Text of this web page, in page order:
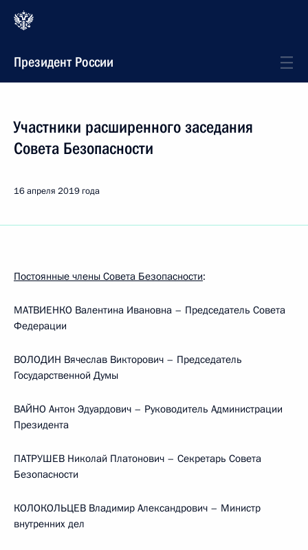
Президент России
Участники расширенного заседания
Совета Безопасности
16 апреля 2019 года
Постоянные члены Совета Безопасности:
МАТВИЕНКО Валентина Ивановна – Председатель Совета
Федерации
ВОЛОДИН Вячеслав Викторович – Председатель
Государственной Думы
ВАЙНО Антон Эдуардович – Руководитель Администрации
Президента
ПАТРУШЕВ Николай Платонович – Секретарь Совета
Безопасности
КОЛОКОЛЬЦЕВ Владимир Александрович – Министр
внутренних дел